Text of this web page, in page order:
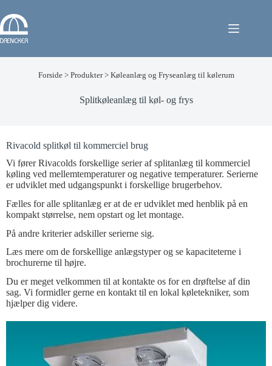
Splitkøleanlæg til køl- og frys
Forside> Produkter> Køleanlæg og Fryseanlæg til kølerum
Rivacold splitkøl til kommerciel brug
Vi fører Rivacolds forskellige serier af splitanlæg til kommerciel
køling ved mellemtemperaturer og negative temperaturer. Serierne
er udviklet med udgangspunkt i forskellige brugerbehov.
Fælles for alle splitanlæg er at de er udviklet med henblik på en
kompakt størrelse, nem opstart og let montage.
På andre kriterier adskiller serierne sig.
Læs mere om de forskellige anlægstyper og se kapaciteterne i
brochurerne til højre.
Du er meget velkommen til at kontakte os for en drøftelse af din
sag. Vi formidler gerne en kontakt til en lokal køletekniker, som
hjælper dig videre.